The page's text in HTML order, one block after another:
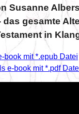
Susanne
gesamte
in
book mit *.epub Datei
e-book mit *.pdf